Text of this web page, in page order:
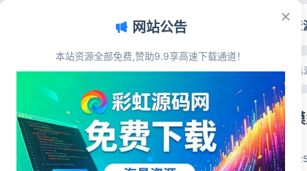
源码资
首页>源码资源>AI工具
New-API AI模
彩虹源码网
2026-06-06
文章目录
源码简介
源码展示
源码下载
网站公告
本站资源全部免费,赞助9.9享高速下载通道！